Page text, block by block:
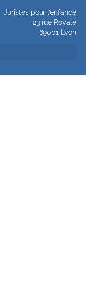
Juristes pour l’enfance
23 rue Royale
69001 Lyon